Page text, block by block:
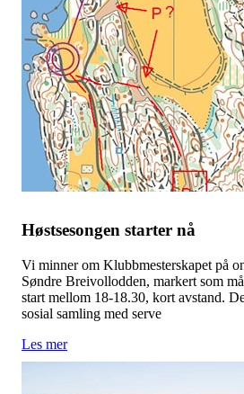
Høstsesongen starter nå
Vi minner om Klubbmesterskapet på
Søndre Breivollodden, markert som
start mellom 18-18.30, kort avstand.
sosial samling med serve
Les mer